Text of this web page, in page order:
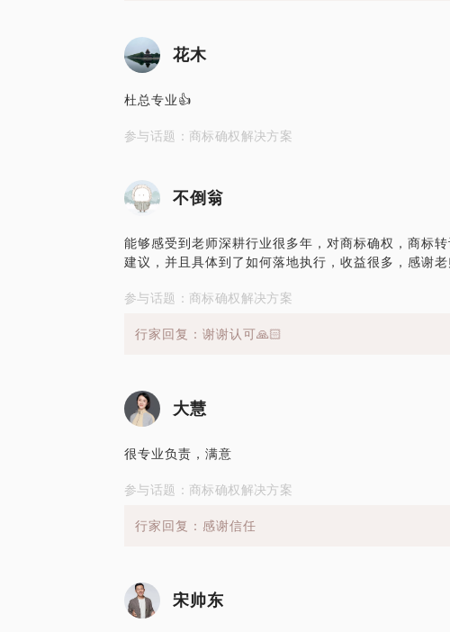
花木
杜总专业👍
参与话题：商标确权解决方案
不倒翁
能够感受到老师深耕行业很多年，对商标确权，商标
建议，并且具体到了如何落地执行，收益很多，感谢老
参与话题：商标确权解决方案
行家回复：谢谢认可🙏🏻
大慧
很专业负责，满意
参与话题：商标确权解决方案
行家回复：感谢信任
宋帅东